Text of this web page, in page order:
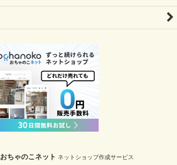
おちゃのこネット ネットショップ作成サービス